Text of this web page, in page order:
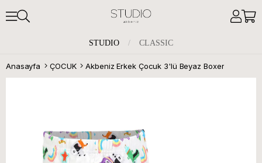
STUDIO / CLASSIC
Anasayfa ÇOCUK Akbeniz Erkek Çocuk 3'lü Beyaz Boxer